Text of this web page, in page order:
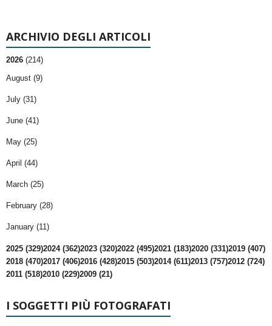
ARCHIVIO DEGLI ARTICOLI
2026 (214)
August (9)
July (31)
June (41)
May (25)
April (44)
March (25)
February (28)
January (11)
2025 (329)2024 (362)2023 (320)2022 (495)2021 (183)2020 (331)2019 (407)
2018 (470)2017 (406)2016 (428)2015 (503)2014 (611)2013 (757)2012 (724)
2011 (518)2010 (229)2009 (21)
I SOGGETTI PIÙ FOTOGRAFATI